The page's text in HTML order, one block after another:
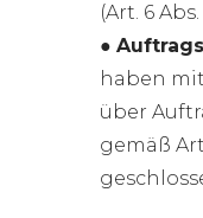
(Art. 6
●
haben
über
gemäß